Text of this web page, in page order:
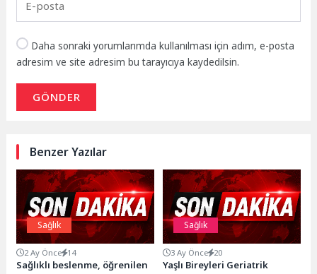
Daha sonraki yorumlarımda kullanılması için adım, e-posta
adresim ve site adresim bu tarayıcıya kaydedilsin.
GÖNDER
Benzer Yazılar
Sağlık
2 Ay Önce 14
Sağlıklı beslenme, öğrenilen
Sağlık
3 Ay Önce 20
Yaşlı Bireyleri Geriatrik